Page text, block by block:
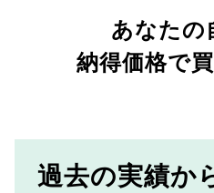
あなたの
納得価格で
過去の実績か